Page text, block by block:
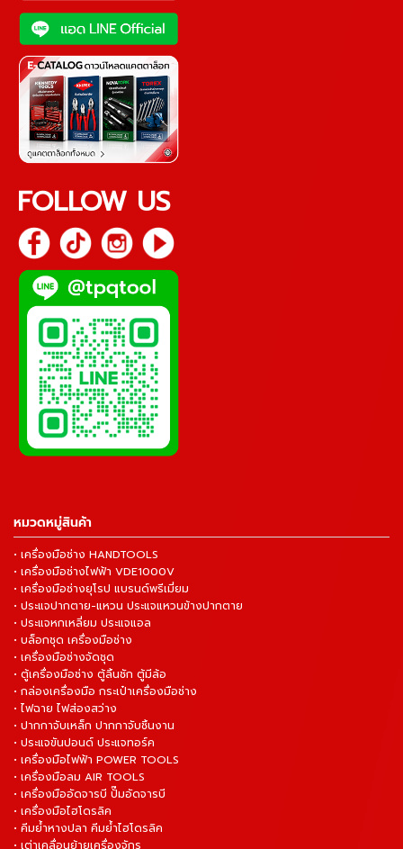
FOLLOW US
หมวดหมู่สินค้า
• เครื่องมือช่าง HANDTOOLS
• เครื่องมือช่างไฟฟ้า VDE1000V
• เครื่องมือช่างยุโรป แบรนด์พรีเมี่ยม
• ประแจปากตาย-แหวน ประแจแหวนข้างปากตาย
• ประแจหกเหลี่ยม ประแจแอล
• บล็อกชุด เครื่องมือช่าง
• เครื่องมือช่างจัดชุด
• ตู้เครื่องมือช่าง ตู้ลิ้นชัก ตู้มีล้อ
• กล่องเครื่องมือ กระเป๋าเครื่องมือช่าง
• ไฟฉาย ไฟส่องสว่าง
• ปากกาจับเหล็ก ปากกาจับชิ้นงาน
• ประแจขันปอนด์ ประแจทอร์ค
• เครื่องมือไฟฟ้า POWER TOOLS
• เครื่องมือลม AIR TOOLS
• เครื่องมืออัดจารบี ปั๊มอัดจารบี
• เครื่องมือไฮโดรลิค
• คีมย้ำหางปลา คีมย้ำไฮโดรลิค